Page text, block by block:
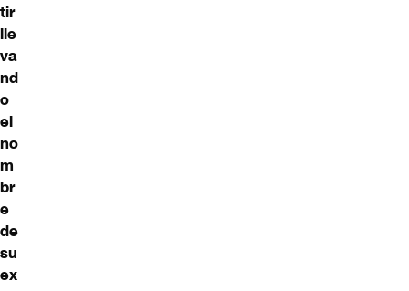
tir
lle
va
nd
o
el
no
m
br
e
de
su
ex